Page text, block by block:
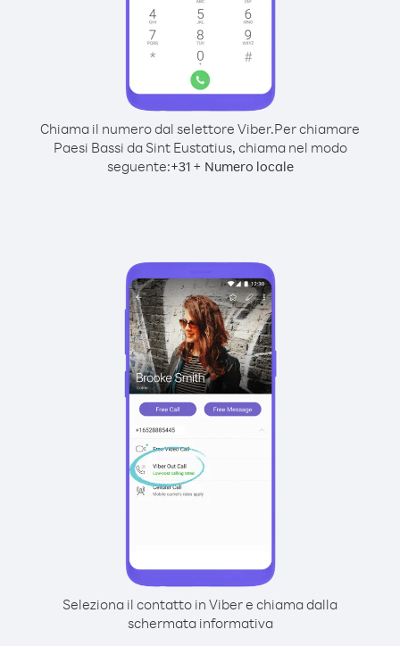
Chiama il numero dal selettore Viber.Per chiamare
Paesi Bassi da Sint Eustatius, chiama nel modo
seguente:+31+ Numero locale
Seleziona il contatto in Viber e chiama dalla
schermata informativa